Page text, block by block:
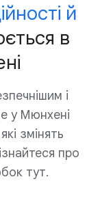
й
в
і
у Мюнхені
змінять
про
тут.